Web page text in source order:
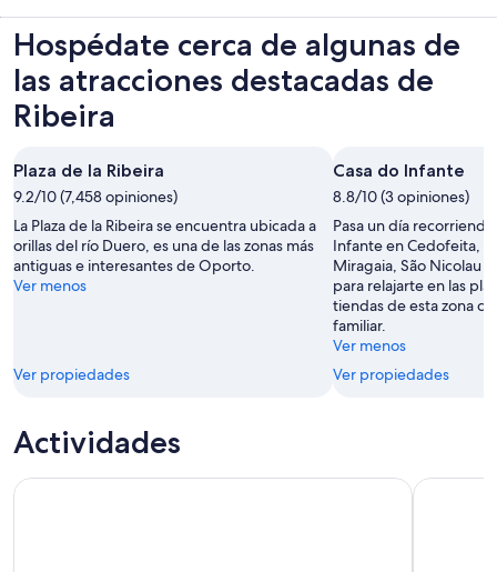
Hospédate cerca de algunas de
las atracciones destacadas de
Ribeira
Plaza de la Ribeira
9.2/10 (7,458 opiniones)
La Plaza de la Ribeira se encuentra ubicada a
orillas del río Duero, es una de las zonas más
antiguas e interesantes de Oporto.
Ver menos
Ver propiedades
Casa do Infante
8.8/10 (3 opiniones)
Pasa un día
Infante en Cedofeita,
Miragaia, São Nicolau
para relajarte en las
tiendas de esta zona
familiar.
Ver menos
Ver propiedades
Actividades
Oporto: crucero por el río Duero con 6 puentes Descubra